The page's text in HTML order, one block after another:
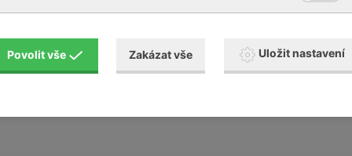
Povolit vše Zakázat vše Uložit nastavení